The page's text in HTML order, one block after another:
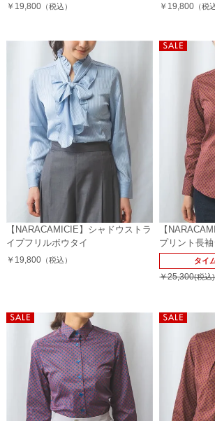
￥19,800（税込） ￥19,800 （税
【NARACAMICIE】シャドウストラ
イプフリルボウタイ
￥19,800（税込）
【
プリント長
タイ
￥25,300(税込)